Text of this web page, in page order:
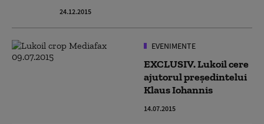
24.12.2015
EVENIMENTE
EXCLUSIV. Lukoil cere
ajutorul președintelui
Klaus Iohannis
14.07.2015